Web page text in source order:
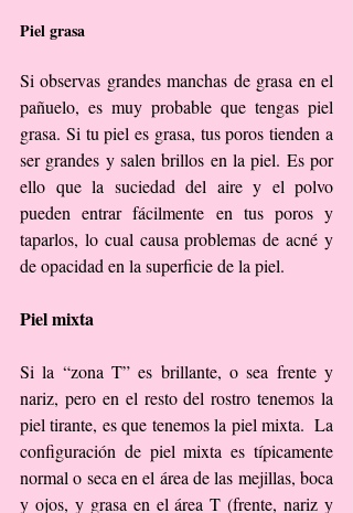
Piel grasa
Si observas grandes manchas de grasa en el
pañuelo, es muy probable que tengas piel
grasa. Si tu piel es grasa, tus poros tienden a
ser grandes y salen brillos en la piel. Es por
ello que la suciedad del aire y el polvo
pueden entrar fácilmente en tus poros y
taparlos, lo cual causa problemas de acné y
de opacidad en la superficie de la piel.
Piel mixta
Si la “zona T” es brillante, o sea frente y
nariz, pero en el resto del rostro tenemos la
piel tirante, es que tenemos la piel mixta.  La
configuración de piel mixta es típicamente
normal o seca en el área de las mejillas, boca
y ojos, y grasa en el área T (frente, nariz y